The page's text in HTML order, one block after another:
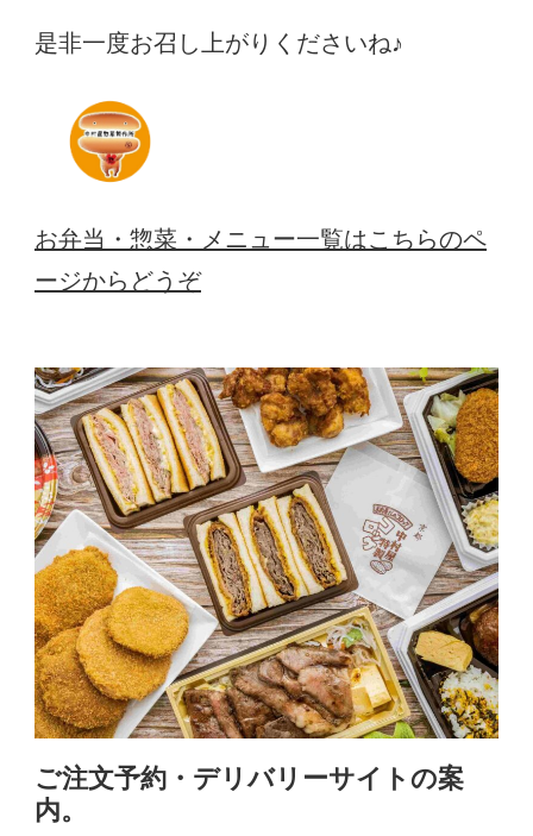
是非一度お召し上がりくださいね♪
お弁当・惣菜・メニュー一覧はこちらのペ
ージからどうぞ
ご注文予約・デリバリーサイトの案
内。